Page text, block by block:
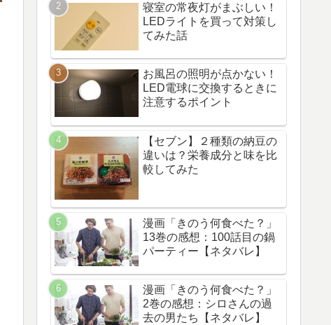
寝室の常夜灯がまぶしい！
LEDライトを買って対策し
てみた話
お風呂の照明が点かない！
LED電球に交換するときに
注意するポイント
【セブン】２種類の納豆の
違いは？栄養成分と味を比
較してみた
漫画「きのう何食べた？」
13巻の感想：100話目の鍋
パーティー【ネタバレ】
漫画「きのう何食べた？」
2巻の感想：シロさんの過
去の男たち【ネタバレ】